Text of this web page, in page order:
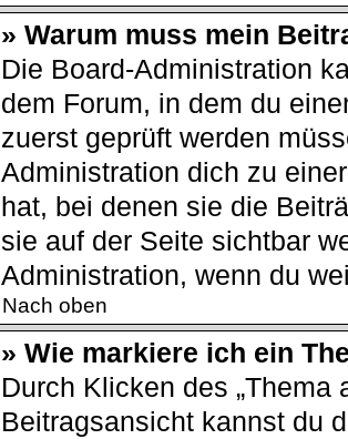
» Warum muss mein
Die Board-Administration
dem Forum, in dem du
zuerst geprüft werden
Administration dich zu
hat, bei denen sie die
sie auf der Seite sichtbar
Administration, wenn du
Nach oben
» Wie markiere ich ein
Durch Klicken des „Thema
Beitragsansicht kannst du